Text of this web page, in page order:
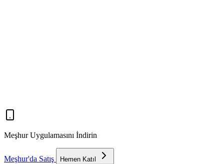
Meşhur Uygulamasını İndirin
Meşhur'da Satış Hemen Katıl